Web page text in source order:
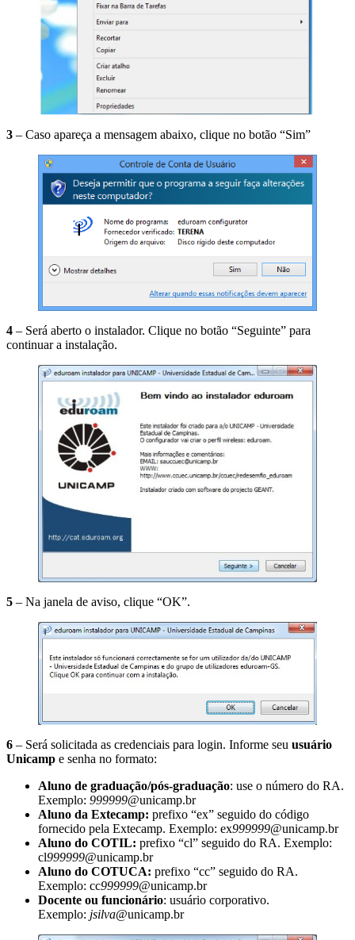
3 – Caso apareça a mensagem abaixo, clique no botão “Sim”
4 – Será aberto o instalador. Clique no botão “Seguinte” para
continuar a instalação.
5 – Na janela de aviso, clique “OK”.
6 – Será solicitada as credenciais para login. Informe seu usuário
Unicamp e senha no formato:
Aluno de graduação/pós-graduação: use o número do RA.
Exemplo: 999999@unicamp.br
Aluno da Extecamp: prefixo “ex” seguido do código
fornecido pela Extecamp. Exemplo: ex999999@unicamp.br
Aluno do COTIL: prefixo “cl” seguido do RA. Exemplo:
cl999999@unicamp.br
Aluno do COTUCA: prefixo “cc” seguido do RA.
Exemplo: cc999999@unicamp.br
Docente ou funcionário: usuário corporativo.
Exemplo: jsilva@unicamp.br